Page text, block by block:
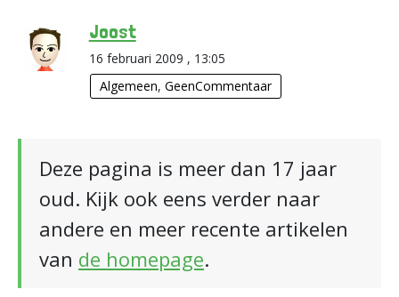
Joost
16 februari 2009 , 13:05
Algemeen, GeenCommentaar
Deze pagina is meer dan 17 jaar
oud. Kijk ook eens verder naar
andere en meer recente artikelen
van de homepage.